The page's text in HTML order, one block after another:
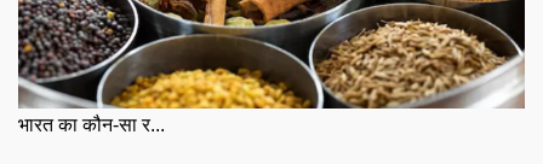
भारत का कौन-सा र...